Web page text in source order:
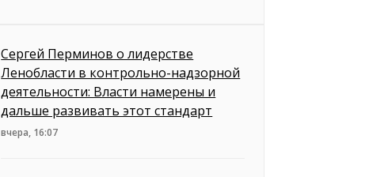
Сергей Перминов о лидерстве
Ленобласти в контрольно-надзорной
деятельности: Власти намерены и
дальше развивать этот стандарт
вчера, 16:07